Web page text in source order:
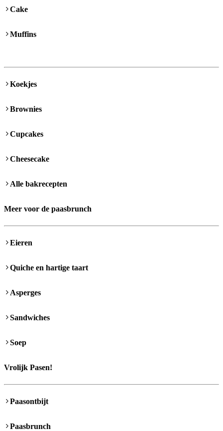
Cake
Muffins
Koekjes
Brownies
Cupcakes
Cheesecake
Alle bakrecepten
Meer voor de paasbrunch
Eieren
Quiche en hartige taart
Asperges
Sandwiches
Soep
Vrolijk Pasen!
Paasontbijt
Paasbrunch